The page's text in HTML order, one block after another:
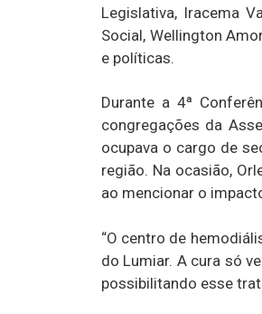
Legislativa, Iracema
Social, Wellington
e políticas.
Durante a 4ª
congregações da
ocupava o cargo de
região. Na ocasião,
ao mencionar o
“O centro de
do Lumiar. A cura só
possibilitando esse